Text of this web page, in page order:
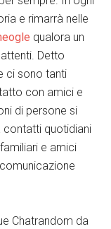
e rimarrà nelle
qualora un
Detto
ci sono tanti
con amici e
di persone si
quotidiani
e amici
Chatrandom da